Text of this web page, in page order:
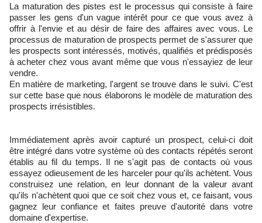
La maturation des pistes est le processus qui consiste à faire
passer les gens d'un vague intérêt pour ce que vous avez à
offrir à l'envie et au désir de faire des affaires avec vous. Le
processus de maturation de prospects permet de s'assurer que
les prospects sont intéressés, motivés, qualifiés et prédisposés
à acheter chez vous avant même que vous n'essayiez de leur
vendre.
En matière de marketing, l'argent se trouve dans le suivi. C'est
sur cette base que nous élaborons le modèle de maturation des
prospects irrésistibles.
Immédiatement après avoir capturé un prospect, celui-ci doit
être intégré dans votre système où des contacts répétés seront
établis au fil du temps. Il ne s'agit pas de contacts où vous
essayez odieusement de les harceler pour qu'ils achètent. Vous
construisez une relation, en leur donnant de la valeur avant
qu'ils n'achètent quoi que ce soit chez vous et, ce faisant, vous
gagnez leur confiance et faites preuve d'autorité dans votre
domaine d'expertise.